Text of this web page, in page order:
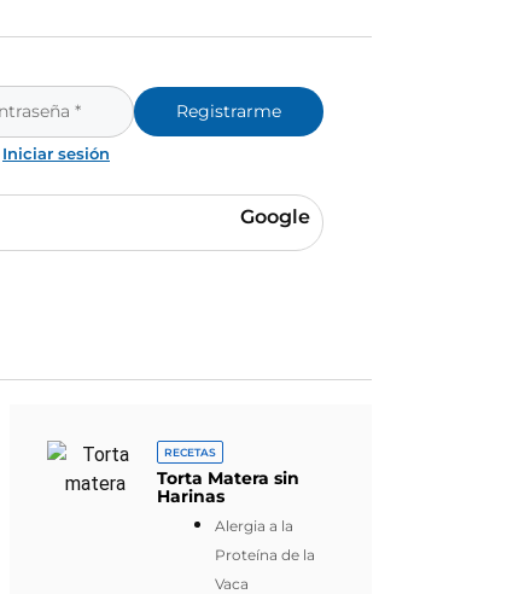
Registrarme
Iniciar sesión
Google
RECETAS
Torta Matera sin
Harinas
Alergia a la
Proteína de la
Vaca